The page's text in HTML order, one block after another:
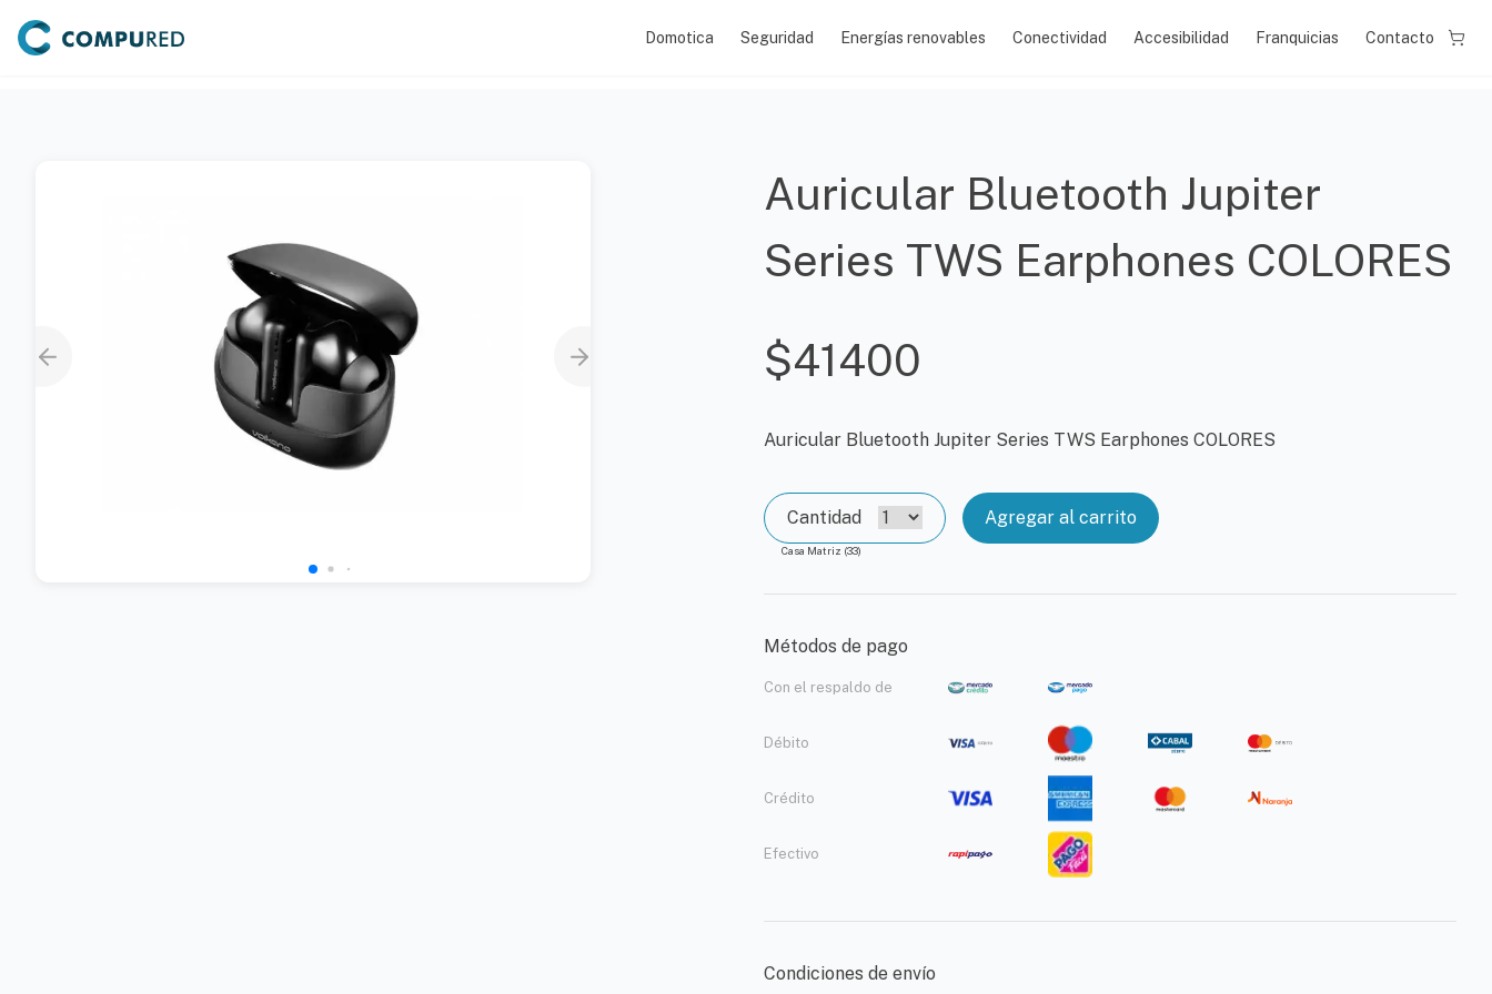
Domotica Seguridad Energías renovables Conectividad Accesibilidad Franquicias Contacto
Auricular Bluetooth Jupiter
Series TWS Earphones COLORES
$41400
Auricular Bluetooth Jupiter Series TWS Earphones COLORES
Cantidad
Casa Matriz (33)
Agregar al carrito
Métodos de pago
Con el respaldo de
Débito
Crédito
Efectivo
Condiciones de envío